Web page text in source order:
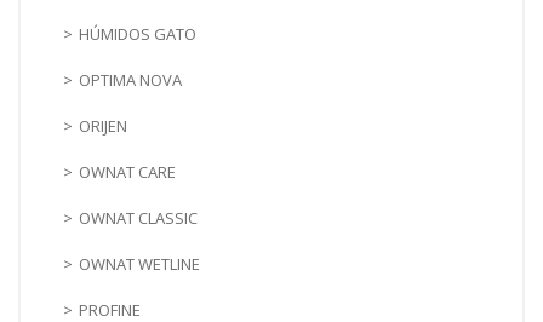
HÚMIDOS GATO
OPTIMA NOVA
ORIJEN
OWNAT CARE
OWNAT CLASSIC
OWNAT WETLINE
PROFINE